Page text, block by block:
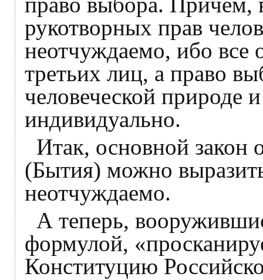
рукотворных прав
неотчуждаемо, ибо все
третьих лиц, а право
человеческой природе
индивидуально.
Итак, основной закон
(Бытия) можно
неотчуждаемо.
А теперь,
формулой,
Конституцию